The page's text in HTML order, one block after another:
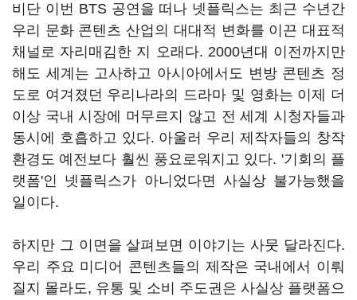
비단 이번 BTS 공연을 떠나 넷플릭스는 최근 수년간
우리 문화 콘텐츠 산업의 대대적 변화를 이끈 대표적
채널로 자리매김한 지 오래다. 2000년대 이전까지만
해도 세계는 고사하고 아시아에서도 변방 콘텐츠 정
도로 여겨졌던 우리나라의 드라마 및 영화는 이제 더
이상 국내 시장에 머무르지 않고 전 세계 시청자들과
동시에 호흡하고 있다. 아울러 우리 제작자들의 창작
환경도 예전보다 훨씬 풍요로워지고 있다. '기회의 플
랫폼'인 넷플릭스가 아니었다면 사실상 불가능했을
일이다.
하지만 그 이면을 살펴보면 이야기는 사뭇 달라진다.
우리 주요 미디어 콘텐츠들의 제작은 국내에서 이뤄
질지 몰라도, 유통 및 소비 주도권은 사실상 플랫폼으